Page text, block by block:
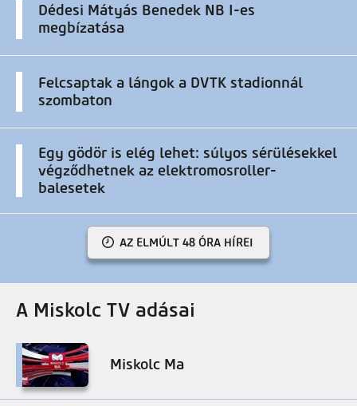
Dédesi Mátyás Benedek NB I-es
megbízatása
Felcsaptak a lángok a DVTK stadionnál
szombaton
Egy gödör is elég lehet: súlyos sérülésekkel
végződhetnek az elektromosroller-
balesetek
AZ ELMÚLT 48 ÓRA HÍREI
A Miskolc TV adásai
Miskolc Ma